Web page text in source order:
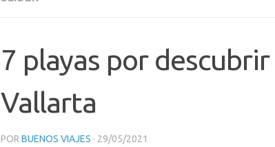
7 playas por
Vallarta
POR BUENOS VIAJES · 29/05/2021